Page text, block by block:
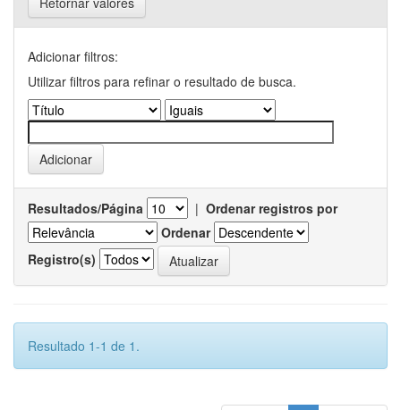
Adicionar filtros:
Utilizar filtros para refinar o resultado de busca.
Resultados/Página | Ordenar registros por
Ordenar
Registro(s)
Resultado 1-1 de 1.